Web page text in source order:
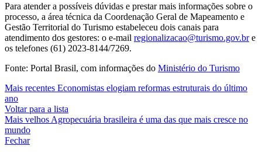
Para atender a possíveis dúvidas e prestar mais informações sobre o
processo, a área técnica da Coordenação Geral de Mapeamento e
Gestão Territorial do Turismo estabeleceu dois canais para
atendimento dos gestores: o e-mail regionalizacao@turismo.gov.bre
os telefones (61) 2023-8144/7269.
Fonte: Portal Brasil, com informações do Ministério do Turismo
Mais recentes Economistas elogiam reformas estruturais do último
ano
Voltar para a lista
Mais velhos Agropecuária brasileira é uma das que mais cresce no
mundo
Fechar